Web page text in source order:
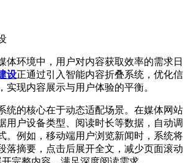
环境中，用户对内容获取效率的需求日
设正通过引入智能内容折叠系统，优化信
实现内容展示与用户体验的平衡。
的核心在于动态适配场景。在媒体网站
用户设备类型、阅读时长等数据，自动调
。例如，移动端用户浏览新闻时，系统将
落摘要，点击后展开全文，减少页面滚动